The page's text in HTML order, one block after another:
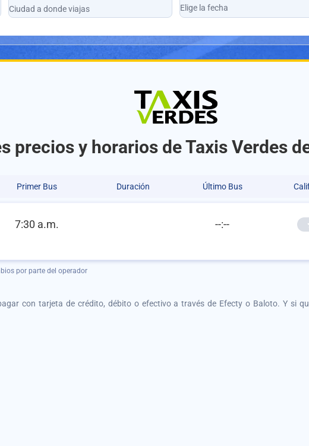
precios y horarios de Taxis Verdes
Primer Bus Duración Último Bus
7:30 a.m. --:--
por parte del operador
con tarjeta de crédito, débito o efectivo a través de Efecty o Baloto. Y si